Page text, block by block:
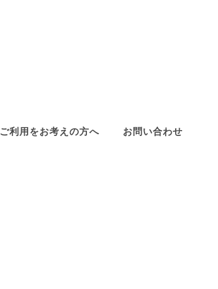
ご利用をお考えの方へ お問い合わせ